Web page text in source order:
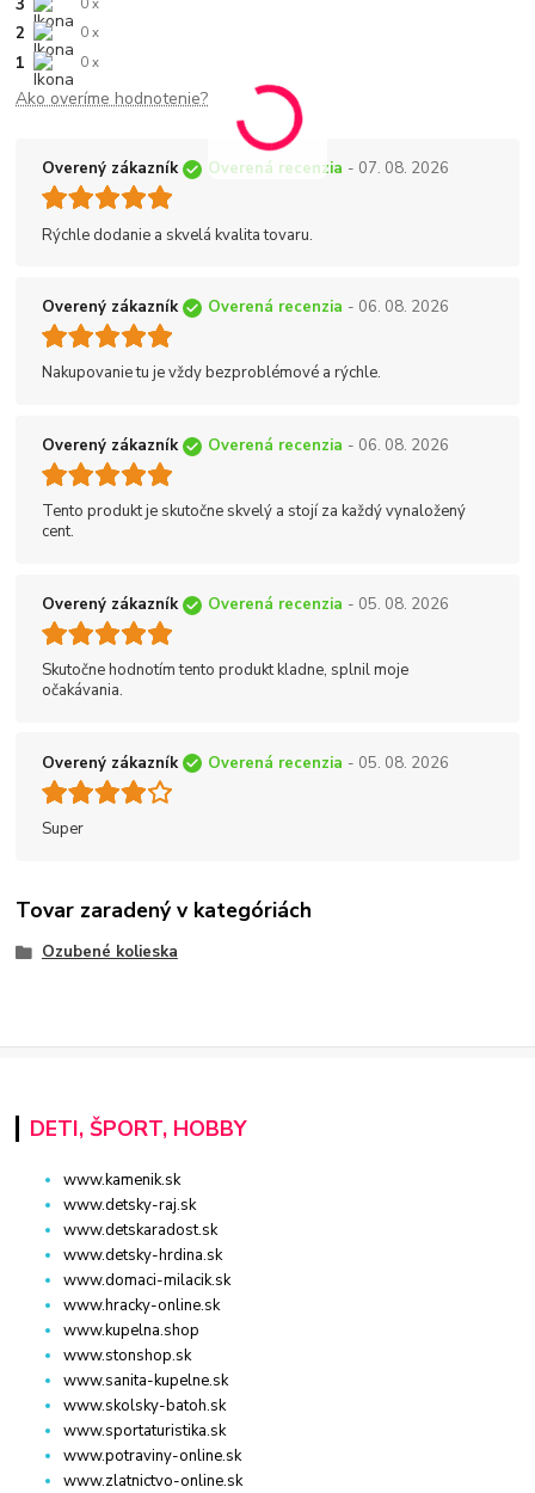
3 0 x
2 0 x
1 0 x
Ako overíme hodnotenie?
Overený zákazník Overená recenzia - 07. 08. 2026
Rýchle dodanie a skvelá kvalita tovaru.
Overený zákazník Overená recenzia - 06. 08. 2026
Nakupovanie tu je vždy bezproblémové a rýchle.
Overený zákazník Overená recenzia - 06. 08. 2026
Tento produkt je skutočne skvelý a stojí za každý vynaložený
cent.
Overený zákazník Overená recenzia - 05. 08. 2026
Skutočne hodnotím tento produkt kladne, splnil moje
očakávania.
Overený zákazník Overená recenzia - 05. 08. 2026
Super
Tovar zaradený v kategóriách
Ozubené kolieska
DETI, ŠPORT, HOBBY
www.kamenik.sk
www.detsky-raj.sk
www.detskaradost.sk
www.detsky-hrdina.sk
www.domaci-milacik.sk
www.hracky-online.sk
www.kupelna.shop
www.stonshop.sk
www.sanita-kupelne.sk
www.skolsky-batoh.sk
www.sportaturistika.sk
www.potraviny-online.sk
www.zlatnictvo-online.sk